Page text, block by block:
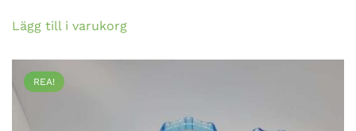
Lägg till i varukorg
REA!